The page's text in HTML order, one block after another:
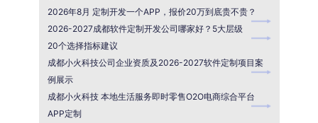
2026年8月 定制开发一个APP，报价20万到底贵不贵？
2026-2027成都软件定制开发公司哪家好？5大层级
20个选择指标建议
成都小火科技公司企业资质及2026-2027软件定制项目案
例展示
成都小火科技 本地生活服务即时零售O2O电商综合平台
APP定制